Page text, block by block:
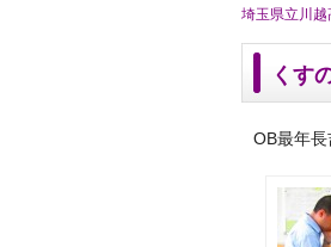
埼玉県立川
くす
OB最年長